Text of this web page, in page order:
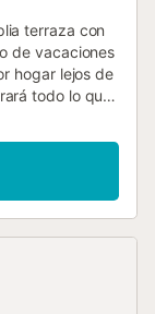
terraza con
de vacaciones
hogar lejos de
todo lo que
Aquí
cómodo en
que pueda
veladas con